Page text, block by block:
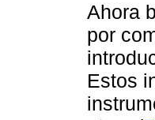
Ahora
por
Estos